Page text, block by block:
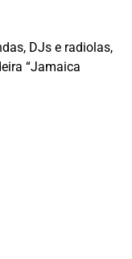
DJs e radiolas,
“Jamaica